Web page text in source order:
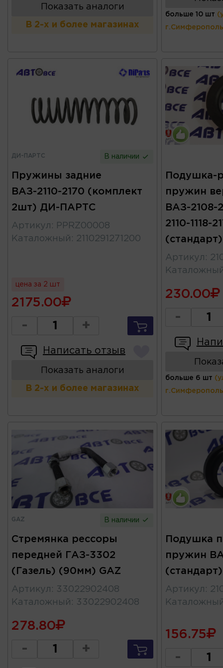
Показать аналоги
В 2-х и более магазинах
больше 10 шт
ДИ-ПАРТС В наличии
Пружины задние
ВАЗ-2110-2170 (комплект
2шт) ДИ-ПАРТС
Артикул :
PPRZ00008
Каталожный : 2110291271200
цена за 2 шт
2175.00
- +
Написать отзыв
Показать аналоги
В 2-х и более магазинах
Подушка-
пружин
ВАЗ-2108-
2110-1118-
Артикул :
230.00
-
больше 6 шт
GAZ В наличии
Стремянка рессоры
передней ГАЗ-3302
(Газель) (90мм) GAZ
Артикул : 33022902408
Каталожный : 33022902408
278.80
- +
Подушка
пружин
Артикул :
156.75
-